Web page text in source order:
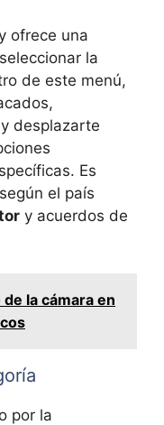
ofrece una
la
de este menú,
desplazarte
Es
el país
y acuerdos de
la cámara en
por la